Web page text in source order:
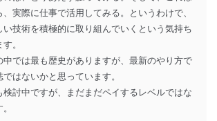
実際に仕事で活用してみる。というわけで、
い技術を積極的に取り組んでいくという気持ち
。
中では最も歴史がありますが、最新のやり方で
はないかと思っています。
検討中ですが、まだまだペイするレベルではな